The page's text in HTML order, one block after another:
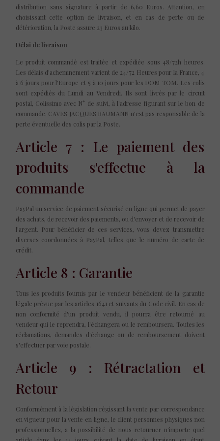
distribution sans signature à partir de 6,60 Euros. Attention, en
choisissant cette option de livraison, et en cas de perte ou de
détérioration, la Poste assure 23 Euros au kilo.
Délai de livraison
Le produit commandé est traitée et expédiée sous 48/72h heures.
Les délais d'acheminement varient de 24/72 Heures pour la France, 4
à 6 jours pour l'Europe et 5 à 10 jours pour les DOM TOM. Les colis
sont expédiés du Lundi au Vendredi. Ils sont livrés par le circuit
postal, Colissimo avec N° de suivi, à l'adresse figurant sur le bon de
commande. CAVES JACQUES BAUMANN n'est pas responsable de la
perte éventuelle des colis par la Poste.
Article 7 : Le paiement des
produits s'effectue à la
commande
PayPal un service de paiement sécurisé en ligne qui permet de payer
des achats, de recevoir des paiements, ou d'envoyer et de recevoir de
l'argent. Pour bénéficier de ces services, vous devez transmettre
diverses coordonnées à PayPal, telles que le numéro de carte de
crédit.
Article 8 : Garantie
Tous les produits fournis par le vendeur bénéficient de la garantie
légale prévue par les articles 1641 et suivants du Code civil. En cas de
non conformité d'un produit vendu, il pourra être retourné au
vendeur qui le reprendra, l'échangera ou le remboursera. Toutes les
réclamations, demandes d'échange ou de remboursement doivent
s'effectuer par voie postale.
Article 9 : Rétractation et
Retour
Conformément à la législation régissant la vente par correspondance
en vigueur pour la vente en ligne, le client personnes physiques non
professionnelles, a la possibilité de nous retourner n'importe quel